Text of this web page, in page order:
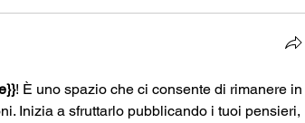
! È uno spazio che ci consente di rimanere in
Inizia a sfruttarlo pubblicando i tuoi pensieri,